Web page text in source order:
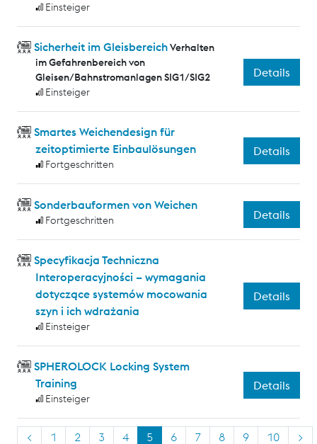
Einsteiger
Sicherheit im GleisbereichVerhalten
im Gefahrenbereich von
Gleisen/Bahnstromanlagen SIG1/SIG2
Einsteiger
Details
Smartes Weichendesign für
zeitoptimierte Einbaulösungen
Fortgeschritten
Details
Sonderbauformen von Weichen
Fortgeschritten Details
Specyfikacja Techniczna
Interoperacyjności – wymagania
dotyczące systemów mocowania
szyn i ich wdrażania
Einsteiger
Details
SPHEROLOCK Locking System
Training
Einsteiger
Details
< 1 2 3 4 5 6 7 8 9 10 >